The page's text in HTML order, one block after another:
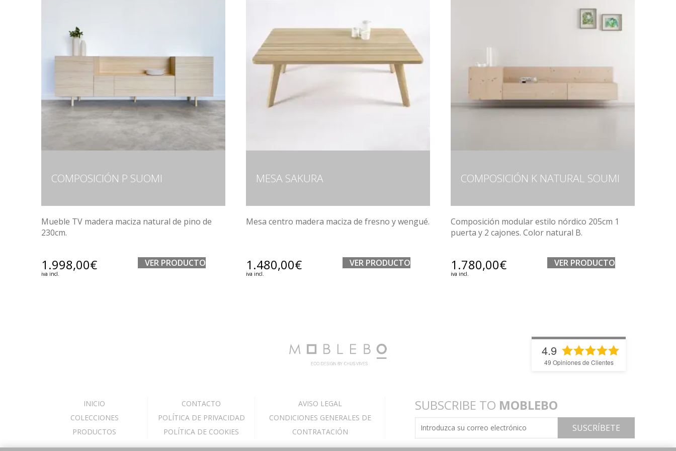
COMPOSICIÓN P SUOMI
Mueble TV madera maciza natural de pino de
230cm.
1.998,00€
iva incl.
VER PRODUCTO
MESA SAKURA
Mesa centro madera maciza de fresno y wengué.
1.480,00€
iva incl.
VER PRODUCTO
COMPOSICIÓN K NATURAL SOUMI
Composición modular estilo nórdico 205cm 1
puerta y 2 cajones. Color natural B.
1.780,00€
iva incl.
VER PRODUCTO
4.9
49 Opiniones de Clientes
INICIO
COLECCIONES
PRODUCTOS
CONTACTO
POLÍTICA DE PRIVACIDAD
POLÍTICA DE COOKIES
AVISO LEGAL
CONDICIONES GENERALES DE
CONTRATACIÓN
SUBSCRIBE TO MOBLEBO